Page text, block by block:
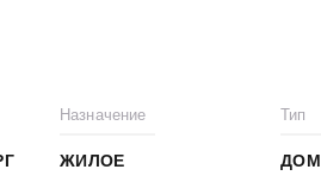
Назначение
ЖИЛОЕ
Тип
ДОМ